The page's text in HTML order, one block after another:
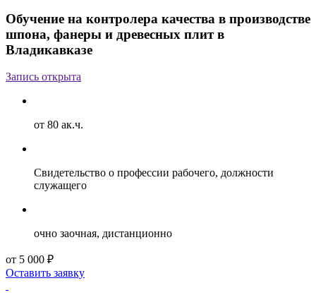
Обучение на контролера качества в производстве
шпона, фанеры и древесных плит в
Владикавказе
Запись открыта
от 80 ак.ч.
Свидетельство о профессии рабочего, должности
служащего
очно заочная, дистанционно
от 5 000 ₽
Оставить заявку